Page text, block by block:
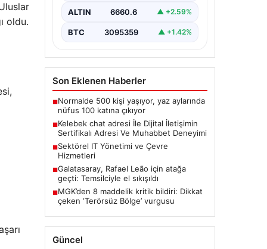
oldu.
olarak…
ALTIN 6660.6 ▲ +2.59%
BTC 3095359 ▲ +1.42%
Son Eklenen Haberler
■Normalde 500 kişi yaşıyor, yaz aylarında
nüfus 100 katına çıkıyor
■Kelebek chat adresi İle Dijital İletişimin
Sertifikalı Adresi Ve Muhabbet Deneyimi
■Sektörel IT Yönetimi ve Çevre
Hizmetleri
■Galatasaray, Rafael Leão için atağa
geçti: Temsilciyle el sıkışıldı
■MGK’den 8 maddelik kritik bildiri: Dikkat
çeken ‘Terörsüz Bölge’ vurgusu
Güncel